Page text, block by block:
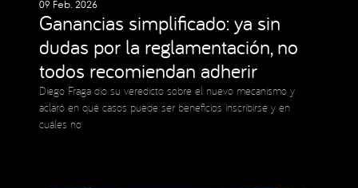
09 Feb. 2026
Ganancias simplificado: ya sin
dudas por la reglamentación, no
todos recomiendan adherir
Diego Fraga dio su veredicto sobre el nuevo mecanismo y
aclaró en qué casos puede ser beneficios inscribirse y en
cuáles no